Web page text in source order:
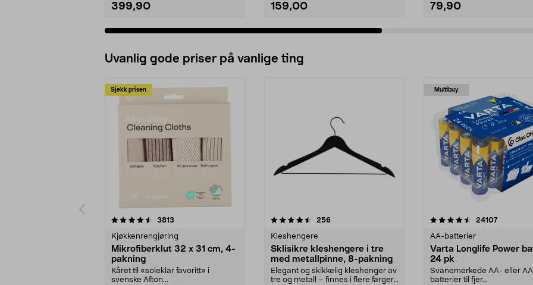
399,90 159,00 79,90
Uvanlig gode priser på vanlige ting
Sjekk prisen
3813
Kjøkkenrengjøring
Mikrofiberklut 32 x 31 cm, 4-
pakning
Kåret til «soleklar favoritt» i
svenske Afton...
4.5av 5 stjerner 256anmeldelser
Kleshengere
Sklisikre kleshengere i tre
med metallpinne, 8-pakning
Elegant og skikkelig kleshenger av
tre og metall – finnes i flere farger.
Multibuy
4.5av 5 stjerner 24107
AA-batterier
Varta Longlife Power
24 pk
Svanemerkede AA- eller
batterier til fjer...
4.5av 5 stjerner